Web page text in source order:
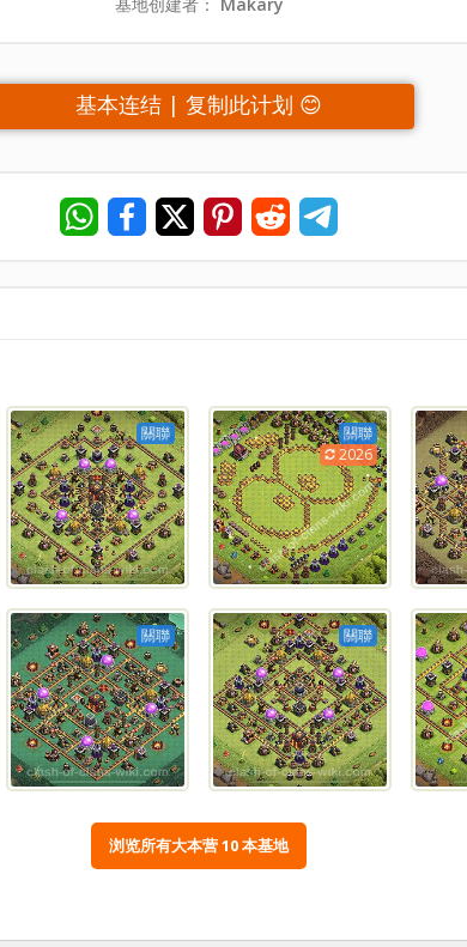
基本连结 | 复制此计划 😊
關聯
關聯
2026
關聯 關聯
浏览所有大本营 10 本基地